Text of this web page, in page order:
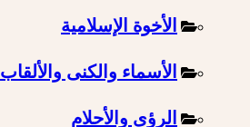
الأخوة الإسلامية
الأسماء والكنى والألقاب
الرؤى والأحلام